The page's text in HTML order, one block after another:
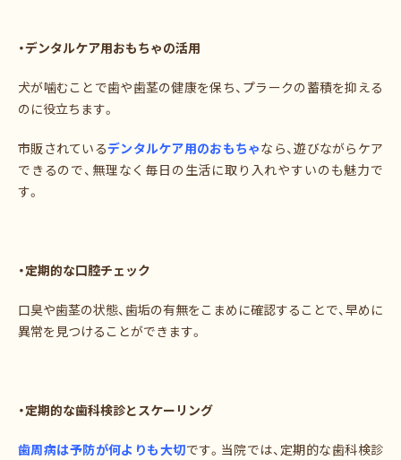
・デンタルケア用おもちゃの活用
犬が噛むことで歯や歯茎の健康を保ち、プラークの蓄積を抑える
のに役立ちます。
市販されているデンタルケア用のおもちゃなら、遊びながらケア
できるので、無理なく毎日の生活に取り入れやすいのも魅力で
す。
・定期的な口腔チェック
口臭や歯茎の状態、歯垢の有無をこまめに確認することで、早めに
異常を見つけることができます。
・定期的な歯科検診とスケーリング
歯周病は予防が何よりも大切です。当院では、定期的な歯科検診